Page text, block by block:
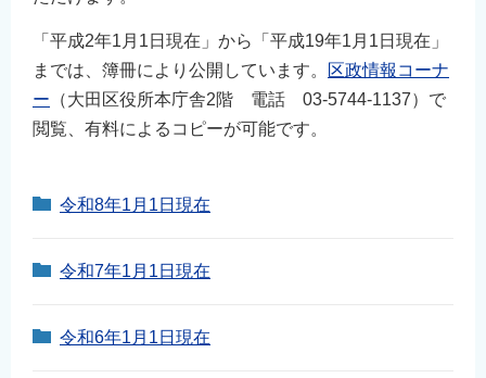
「平成2年1月1日現在」から「平成19年1月1日現在」
までは、簿冊により公開しています。
区政情報コーナ
ー （大田区役所本庁舎2階 電話 03-5744-1137）で
閲覧、有料によるコピーが可能です。
令和8年1月1日現在
令和7年1月1日現在
令和6年1月1日現在